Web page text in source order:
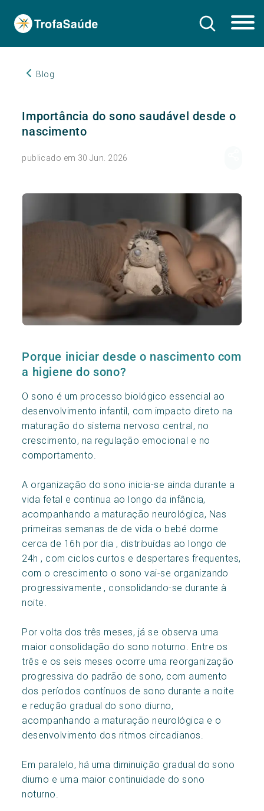
Blog
Importância do sono saudável desde o
nascimento
publicado em 30 Jun. 2026
Porque iniciar desde o nascimento com
a higiene do sono?
O sono é um processo biológico essencial ao
desenvolvimento infantil, com impacto direto na
maturação do sistema nervoso central, no
crescimento, na regulação emocional e no
comportamento.
A organização do sono inicia-se ainda durante a
vida fetal e continua ao longo da infância,
acompanhando a maturação neurológica, Nas
primeiras semanas de de vida o bebé dorme
cerca de 16h por dia , distribuídas ao longo de
24h , com ciclos curtos e despertares frequentes,
com o crescimento o sono vai-se organizando
progressivamente , consolidando-se durante à
noite.
Por volta dos três meses, já se observa uma
maior consolidação do sono noturno. Entre os
três e os seis meses ocorre uma reorganização
progressiva do padrão de sono, com aumento
dos períodos contínuos de sono durante a noite
e redução gradual do sono diurno,
acompanhando a maturação neurológica e o
desenvolvimento dos ritmos circadianos.
Em paralelo, há uma diminuição gradual do sono
diurno e uma maior continuidade do sono
noturno.